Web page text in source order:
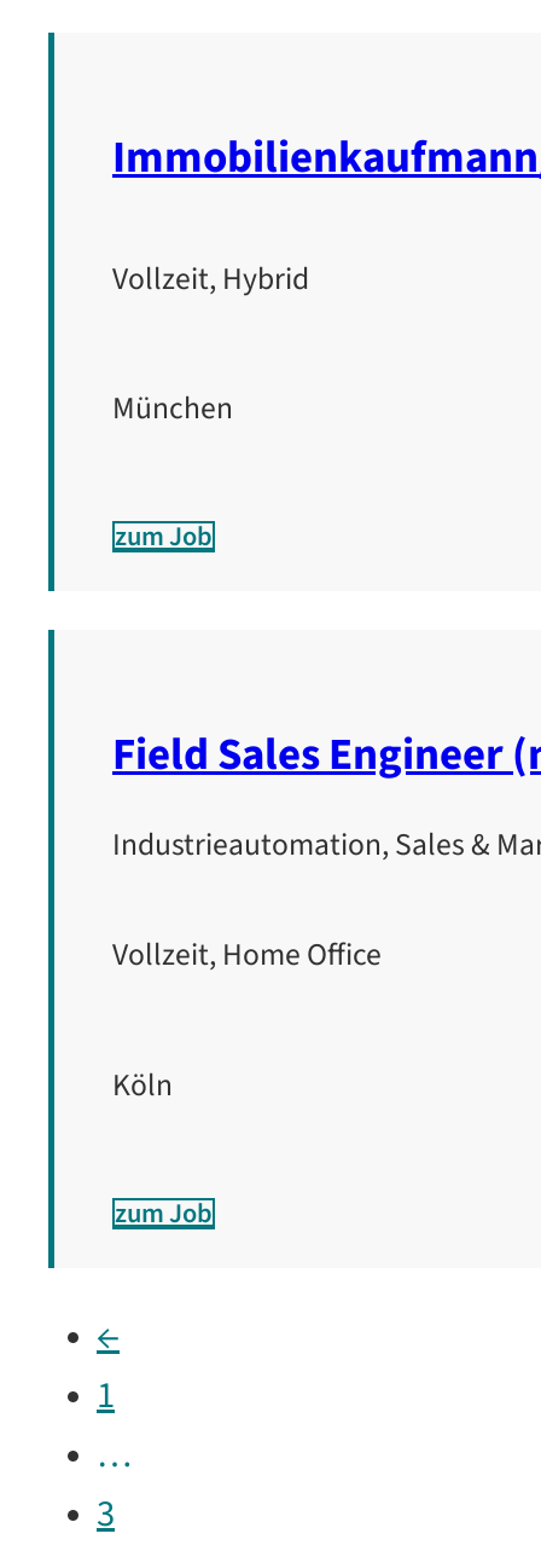
Vollzeit, Hybrid
München
zum Job
Field Sales Engineer
Industrieautomation, Sales &
Vollzeit, Home Office
Köln
zum Job
←
1
…
3